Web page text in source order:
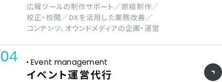
広報ツールの制作サポート／原稿制作／
校正・校閲／DXを活用した業務改善／
コンテンツ、オウンドメディアの企画・運営
04 Event management
イベント運営代行